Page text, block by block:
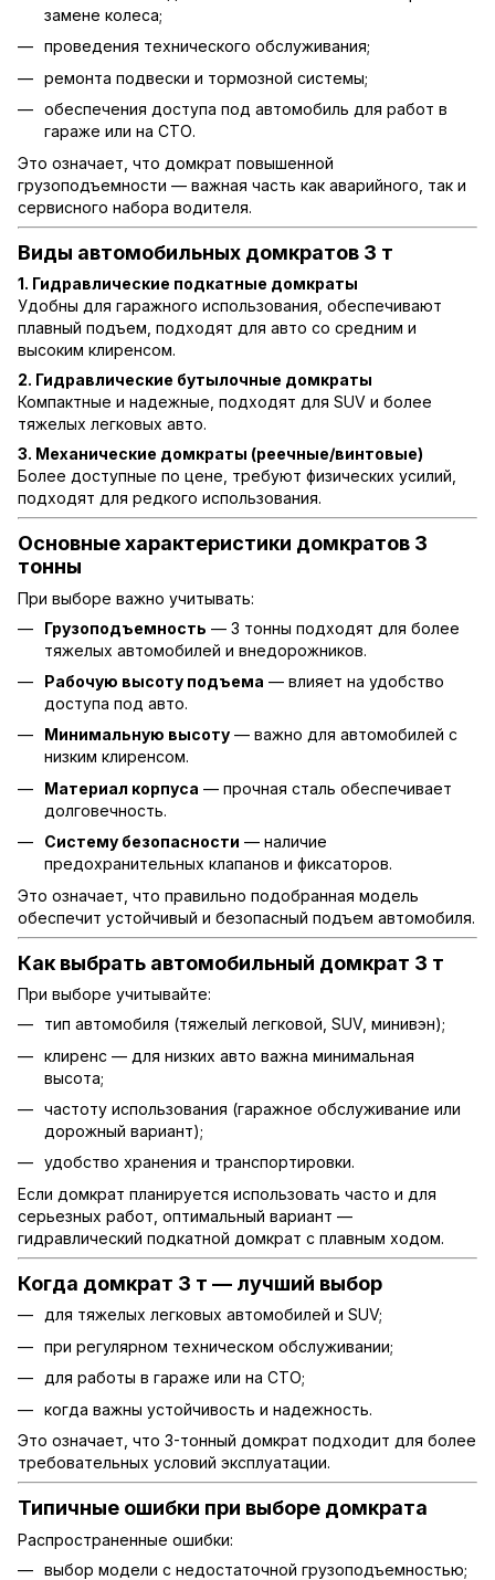
замене колеса;
проведения технического обслуживания;
ремонта подвески и тормозной системы;
обеспечения доступа под автомобиль для работ в
гараже или на СТО.
Это означает, что домкрат повышенной
грузоподъемности — важная часть как аварийного, так и
сервисного набора водителя.
Виды автомобильных домкратов 3 т
1. Гидравлические подкатные домкраты
Удобны для гаражного использования, обеспечивают
плавный подъем, подходят для авто со средним и
высоким клиренсом.
2. Гидравлические бутылочные домкраты
Компактные и надежные, подходят для SUV и более
тяжелых легковых авто.
3. Механические домкраты (реечные/винтовые)
Более доступные по цене, требуют физических усилий,
подходят для редкого использования.
Основные характеристики домкратов 3
тонны
При выборе важно учитывать:
Грузоподъемность — 3 тонны подходят для более
тяжелых автомобилей и внедорожников.
Рабочую высоту подъема — влияет на удобство
доступа под авто.
Минимальную высоту — важно для автомобилей с
низким клиренсом.
Материал корпуса — прочная сталь обеспечивает
долговечность.
Систему безопасности — наличие
предохранительных клапанов и фиксаторов.
Это означает, что правильно подобранная модель
обеспечит устойчивый и безопасный подъем автомобиля.
Как выбрать автомобильный домкрат 3 т
При выборе учитывайте:
тип автомобиля (тяжелый легковой, SUV, минивэн);
клиренс — для низких авто важна минимальная
высота;
частоту использования (гаражное обслуживание или
дорожный вариант);
удобство хранения и транспортировки.
Если домкрат планируется использовать часто и для
серьезных работ, оптимальный вариант —
гидравлический подкатной домкрат с плавным ходом.
Когда домкрат 3 т — лучший выбор
для тяжелых легковых автомобилей и SUV;
при регулярном техническом обслуживании;
для работы в гараже или на СТО;
когда важны устойчивость и надежность.
Это означает, что 3-тонный домкрат подходит для более
требовательных условий эксплуатации.
Типичные ошибки при выборе домкрата
Распространенные ошибки:
выбор модели с недостаточной грузоподъемностью;